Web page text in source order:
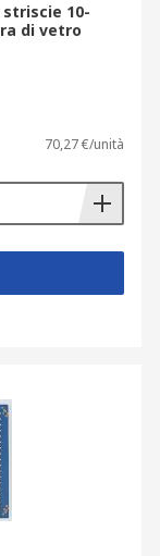
10-
di vetro
70,27 €/unità